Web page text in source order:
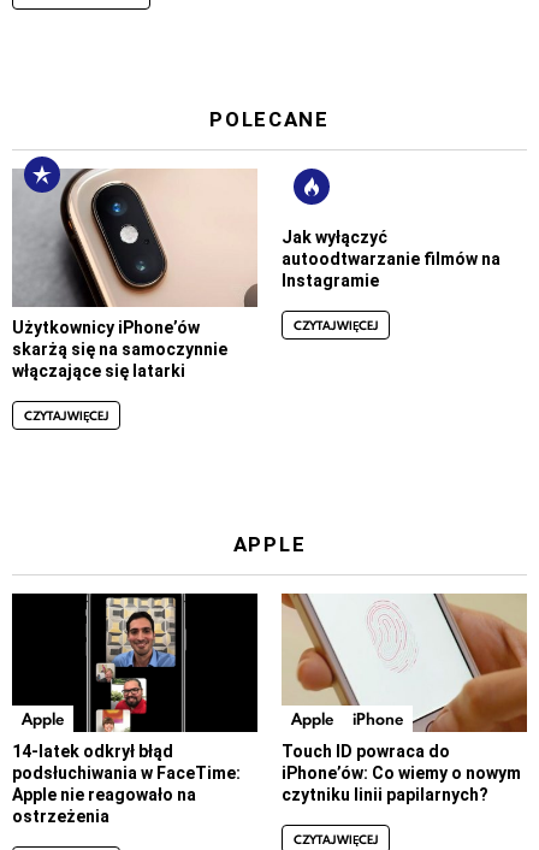
POLECANE
Użytkownicy iPhone’ów
skarżą się na samoczynnie
włączające się latarki
CZYTAJ WIĘCEJ
Jak wyłączyć
autoodtwarzanie filmów na
Instagramie
CZYTAJ WIĘCEJ
APPLE
Apple
14-latek odkrył błąd
podsłuchiwania w FaceTime:
Apple nie reagowało na
ostrzeżenia
Apple iPhone
Touch ID powraca do
iPhone’ów: Co wiemy o nowym
czytniku linii papilarnych?
CZYTAJ WIĘCEJ